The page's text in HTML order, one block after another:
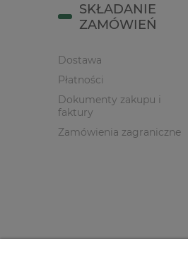
SKŁADANIE
ZAMÓWIEŃ
Dostawa
Płatności
Dokumenty zakupu i
faktury
Zamówienia zagraniczne